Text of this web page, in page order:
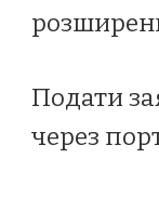
Подати
через